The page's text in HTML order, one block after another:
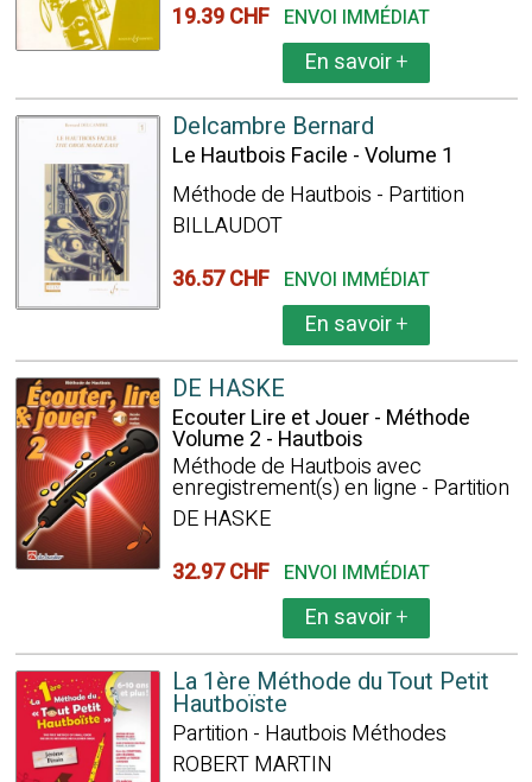
19.39 CHF ENVOI IMMÉDIAT
En savoir+
Delcambre Bernard
Le Hautbois Facile - Volume 1
Méthode de Hautbois - Partition
BILLAUDOT
36.57 CHF ENVOI IMMÉDIAT
En savoir+
DE HASKE
Ecouter Lire et Jouer - Méthode
Volume 2 - Hautbois
Méthode de Hautbois avec
enregistrement(s) en ligne - Partition
DE HASKE
32.97 CHF ENVOI IMMÉDIAT
En savoir+
La 1ère Méthode du Tout Petit
Hautboïste
Partition - Hautbois Méthodes
ROBERT MARTIN